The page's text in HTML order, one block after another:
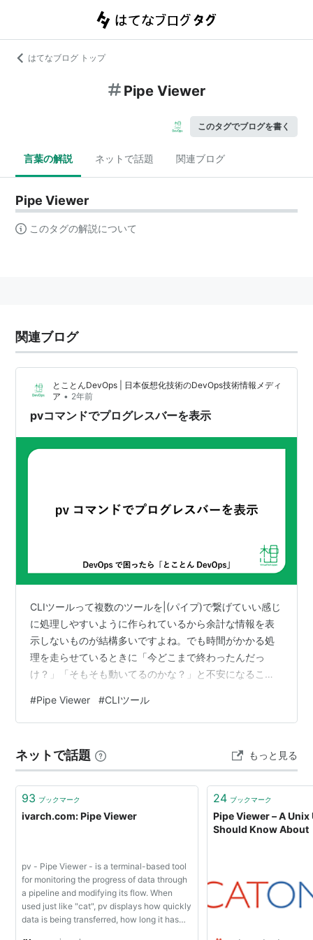
はてなブログ トップ
Pipe Viewer
このタグでブログを書く
言葉の解説 ネットで話題 関連ブログ
Pipe Viewer
このタグの解説について
関連ブログ
とことんDevOps | 日本仮想化技術のDevOps技術情報メディ
ア • 2年前
pvコマンドでプログレスバーを表示
CLIツールって複数のツールを|(パイプ)で繋げていい感じ
に処理しやすいように作られているから余計な情報を表
示しないものが結構多いですよね。でも時間がかかる処
理を走らせているときに「今どこまで終わったんだっ
け？」「そもそも動いてるのかな？」と不安になること
ログレスバーを表示ができるpvコマンドを紹介します。
pvとは www.ivarch.com pvは「Pipe Viewer」の略で
ログレスバーが表示できるようになります。進捗状況の
算出にはpvコマンドに渡されたデータ量とパイプを通過
したデ…
#Pipe Viewer #CLIツール
ネットで話題 もっと見る
93 ブックマーク
ivarch.com: Pipe Viewer
pv - Pipe Viewer - is a terminal-based tool
for monitoring the progress of data through
a pipeline and modifying its flow. When
used just like "cat", pv displays how quickly
data is being transferred, how long it has
24 ブックマーク
Pipe Viewer – A
Should Know About